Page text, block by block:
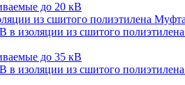
до 20 кВ
Муфта
до 35 кВ